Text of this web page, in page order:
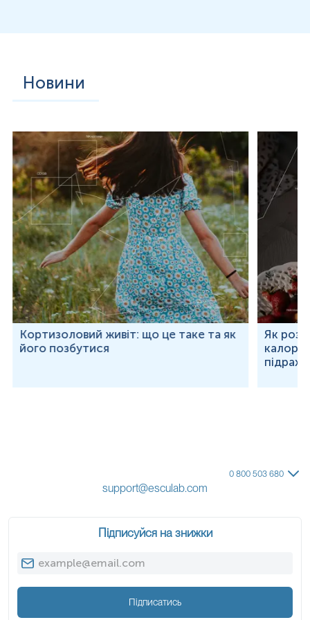
Новини
Кортизоловий живіт: що це таке та як
його позбутися
Як
0 800 503 680
support@esculab.com
Підписуйся на знижки
Підписатись